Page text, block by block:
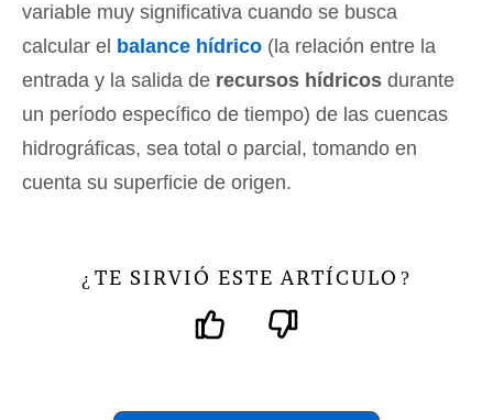
variable muy significativa cuando se busca
calcular el balance hídrico (la relación entre la
entrada y la salida de recursos hídricos durante
un período específico de tiempo) de las cuencas
hidrográficas, sea total o parcial, tomando en
cuenta su superficie de origen.
¿ TE SIRVIÓ ESTE ARTÍCULO ?